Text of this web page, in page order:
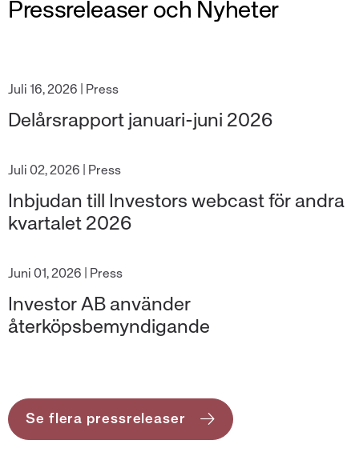
Pressreleaser och Nyheter
Juli 16, 2026 Press
Delårsrapport januari-juni 2026
Juli 02, 2026 Press
Inbjudan till Investors webcast för andra
kvartalet 2026
Juni 01, 2026 Press
Investor AB använder
återköpsbemyndigande
Se flera pressreleaser